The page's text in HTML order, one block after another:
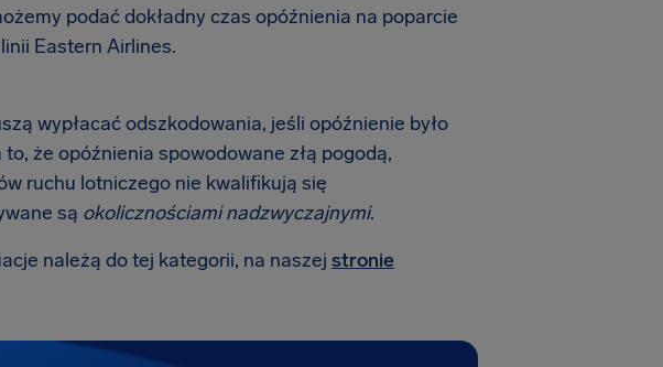
podać dokładny czas opóźnienia na poparcie
Eastern Airlines.
wypłacać odszkodowania, jeśli opóźnienie było
że opóźnienia spowodowane złą pogodą,
ruchu lotniczego nie kwalifikują się
są okolicznościami nadzwyczajnymi.
należą do tej kategorii, na naszej stronie